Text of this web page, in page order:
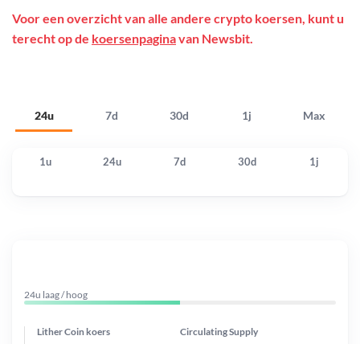
24u 7d 30d 1j Max
Voor een overzicht van alle andere crypto koersen, kunt u
terecht op de koersenpaginavan Newsbit.
1u 24u 7d 30d 1j
24u laag / hoog
Lither Coin koers Circulating Supply